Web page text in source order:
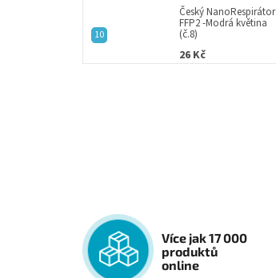
Český NanoRespirátor
FFP2 -Modrá květina
(č.8)
26 Kč
Více jak 17 000
produktů
online